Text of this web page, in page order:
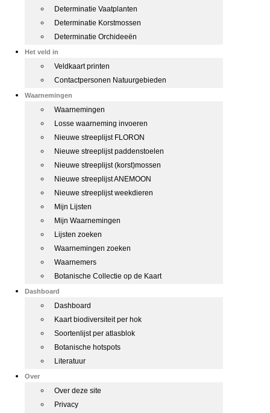
Determinatie Vaatplanten
Determinatie Korstmossen
Determinatie Orchideeën
Het veld in
Veldkaart printen
Contactpersonen Natuurgebieden
Waarnemingen
Waarnemingen
Losse waarneming invoeren
Nieuwe streeplijst FLORON
Nieuwe streeplijst paddenstoelen
Nieuwe streeplijst (korst)mossen
Nieuwe streeplijst ANEMOON
Nieuwe streeplijst weekdieren
Mijn Lijsten
Mijn Waarnemingen
Lijsten zoeken
Waarnemingen zoeken
Waarnemers
Botanische Collectie op de Kaart
Dashboard
Dashboard
Kaart biodiversiteit per hok
Soortenlijst per atlasblok
Botanische hotspots
Literatuur
Over
Over deze site
Privacy